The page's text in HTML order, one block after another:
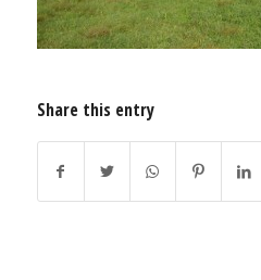
Share this entry